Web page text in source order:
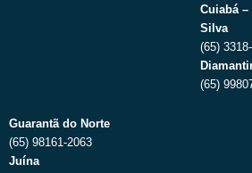
Cuiabá –
Silva
(65)
(65)
Guarantã do Norte
(65) 98161-2063
Juína